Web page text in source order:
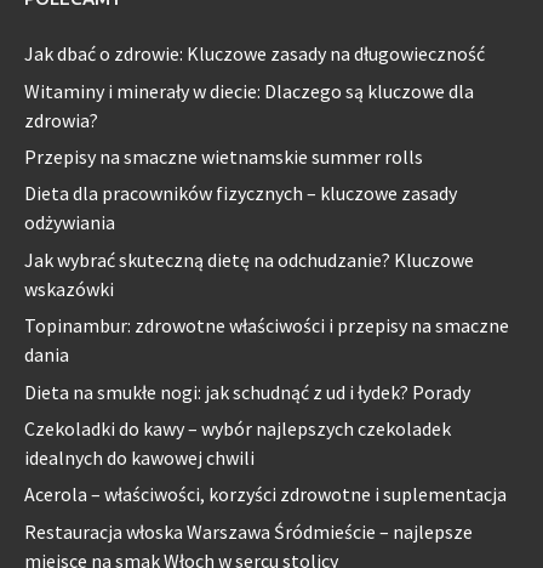
Jak dbać o zdrowie: Kluczowe zasady na długowieczność
Witaminy i minerały w diecie: Dlaczego są kluczowe dla
zdrowia?
Przepisy na smaczne wietnamskie summer rolls
Dieta dla pracowników fizycznych – kluczowe zasady
odżywiania
Jak wybrać skuteczną dietę na odchudzanie? Kluczowe
wskazówki
Topinambur: zdrowotne właściwości i przepisy na smaczne
dania
Dieta na smukłe nogi: jak schudnąć z ud i łydek? Porady
Czekoladki do kawy – wybór najlepszych czekoladek
idealnych do kawowej chwili
Acerola – właściwości, korzyści zdrowotne i suplementacja
Restauracja włoska Warszawa Śródmieście – najlepsze
miejsce na smak Włoch w sercu stolicy